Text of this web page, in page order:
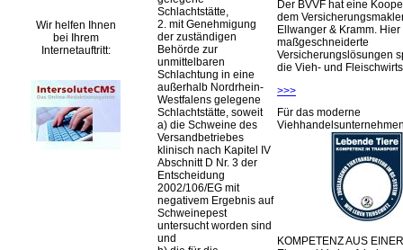
Wir helfen Ihnen
bei Ihrem
Internetauftritt:
Schlachtstätte,
2. mit Genehmigung
der zuständigen
Behörde zur
unmittelbaren
Schlachtung in eine
außerhalb Nordrhein-
Westfalens gelegene
Schlachtstätte, soweit
a) die Schweine des
Versandbetriebes
klinisch nach Kapitel IV
Abschnitt D Nr. 3 der
Entscheidung
2002/106/EG mit
negativem Ergebnis auf
Schweinepest
untersucht worden sind
und
Der BVVF hat eine
dem
Ellwanger & Kramm.
maßgeschneiderte
Versicherungslösungen
die Vieh- und
>>>
Für das moderne
KOMPETENZ AUS